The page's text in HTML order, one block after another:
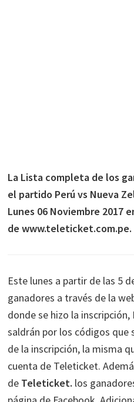
La Lista completa de los
el partido Perú vs Nueva
Lunes 06 Noviembre 2017
de www.teleticket.com.pe.
Este lunes a partir de las 5
ganadores a través de la
donde se hizo la
saldrán por los códigos que
de la inscripción, la misma
cuenta de Teleticket.
de Teleticket. los